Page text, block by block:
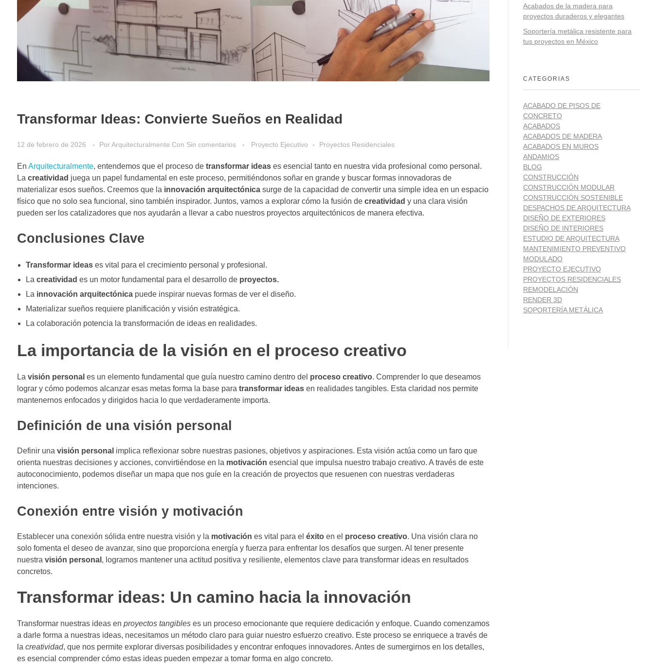
Transformar Ideas: Convierte Sueños en Realidad
12 de febrero de 2026 PorArquitecturalmente Con Sin comentarios Proyecto Ejecutivo Proyectos Residenciales
En Arquitecturalmente, entendemos que el proceso de transformar ideas es esencial tanto en nuestra vida profesional como personal.
La creatividad juega un papel fundamental en este proceso, permitiéndonos soñar en grande y buscar formas innovadoras de
materializar esos sueños. Creemos que la innovación arquitectónica surge de la capacidad de convertir una simple idea en un espacio
físico que no solo sea funcional, sino también inspirador. Juntos, vamos a explorar cómo la fusión de creatividad y una clara visión
pueden ser los catalizadores que nos ayudarán a llevar a cabo nuestros proyectos arquitectónicos de manera efectiva.
Conclusiones Clave
Transformar ideases vital para el crecimiento personal y profesional.
La creatividad es un motor fundamental para el desarrollo de proyectos.
La innovación arquitectónicapuede inspirar nuevas formas de ver el diseño.
Materializar sueños requiere planificación y visión estratégica.
La colaboración potencia la transformación de ideas en realidades.
La importancia de la visión en el proceso creativo
La visión personal es un elemento fundamental que guía nuestro camino dentro del proceso creativo. Comprender lo que deseamos
lograr y cómo podemos alcanzar esas metas forma la base para transformar ideas en realidades tangibles. Esta claridad nos permite
mantenernos enfocados y dirigidos hacia lo que verdaderamente importa.
Definición de una visión personal
Definir una visión personal implica reflexionar sobre nuestras pasiones, objetivos y aspiraciones. Esta visión actúa como un faro que
orienta nuestras decisiones y acciones, convirtiéndose en la motivación esencial que impulsa nuestro trabajo creativo. A través de este
autoconocimiento, podemos diseñar un mapa que nos guíe en la creación de proyectos que resuenen con nuestras verdaderas
intenciones.
Conexión entre visión y motivación
Establecer una conexión sólida entre nuestra visión y la motivación es vital para el éxito en el proceso creativo. Una visión clara no
solo fomenta el deseo de avanzar, sino que proporciona energía y fuerza para enfrentar los desafíos que surgen. Al tener presente
nuestra visión personal , logramos mantener una actitud positiva y resiliente, elementos clave para transformar ideas en resultados
concretos.
Transformar ideas: Un camino hacia la innovación
Transformar nuestras ideas en proyectos tangibles es un proceso emocionante que requiere dedicación y enfoque. Cuando comenzamos
a darle forma a nuestras ideas, necesitamos un método claro para guiar nuestro esfuerzo creativo. Este proceso se enriquece a través de
la creatividad, que nos permite explorar diversas posibilidades y encontrar enfoques innovadores. Antes de sumergirnos en los detalles,
es esencial comprender cómo estas ideas pueden empezar a tomar forma en algo concreto.
Acabados de la madera para
proyectos duraderos y elegantes
Soportería metálica resistente para
tus proyectos en México
CATEGORIAS
ACABADO DE PISOS DE
CONCRETO
ACABADOS
ACABADOS DE MADERA
ACABADOS EN MUROS
ANDAMIOS
BLOG
CONSTRUCCIÓN
CONSTRUCCIÓN MODULAR
CONSTRUCCIÓN SOSTENIBLE
DESPACHOS DE ARQUITECTURA
DISEÑO DE EXTERIORES
DISEÑO DE INTERIORES
ESTUDIO DE ARQUITECTURA
MANTENIMIENTO PREVENTIVO
MODULADO
PROYECTO EJECUTIVO
PROYECTOS RESIDENCIALES
REMODELACIÓN
RENDER 3D
SOPORTERÍA METÁLICA